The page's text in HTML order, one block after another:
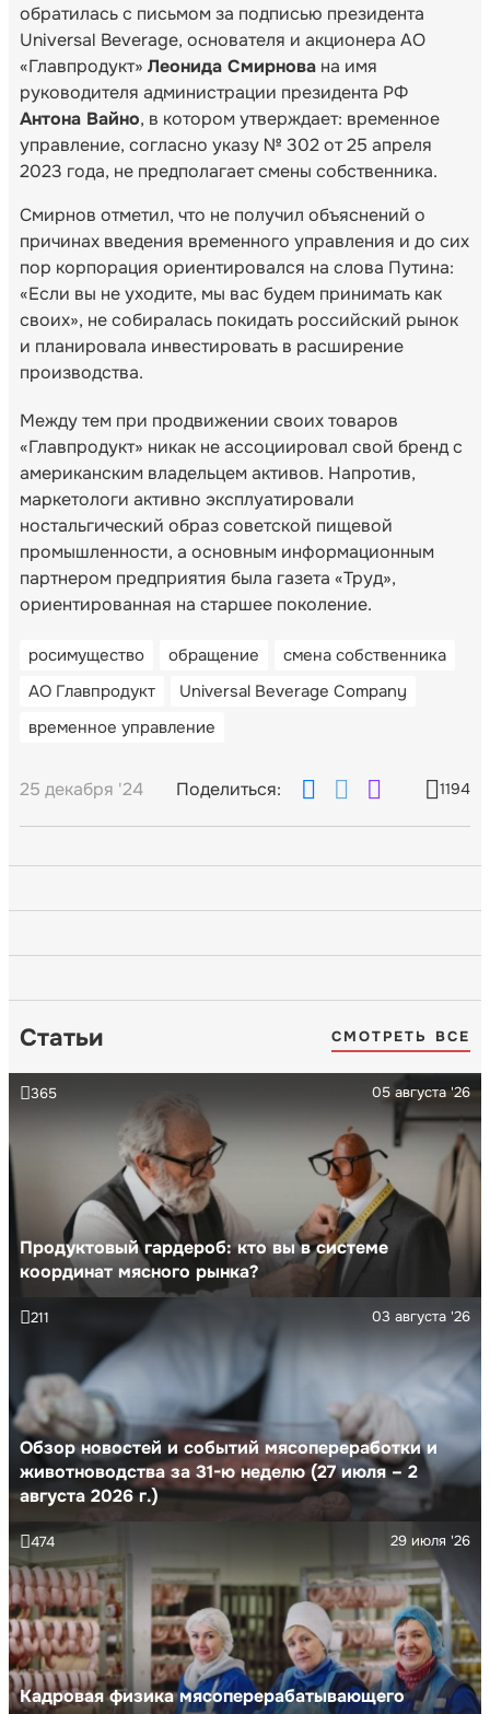
обратилась с письмом за подписью президента
Universal Beverage, основателя и акционера АО
«Главпродукт» Леонида Смирнова на имя
руководителя администрации президента РФ
Антона Вайно, в котором утверждает: временное
управление, согласно указу № 302 от 25 апреля
2023 года, не предполагает смены собственника.
Смирнов отметил, что не получил объяснений о
причинах введения временного управления и до сих
пор корпорация ориентировался на слова Путина:
«Если вы не уходите, мы вас будем принимать как
своих», не собиралась покидать российский рынок
и планировала инвестировать в расширение
производства.
Между тем при продвижении своих товаров
«Главпродукт» никак не ассоциировал свой бренд с
американским владельцем активов. Напротив,
маркетологи активно эксплуатировали
ностальгический образ советской пищевой
промышленности, а основным информационным
партнером предприятия была газета «Труд»,
ориентированная на старшее поколение.
росимущество обращение
смена собственника
АО Главпродукт
Universal Beverage Company
временное управление
25 декабря '24 Поделиться: 1194
Статьи СМОТРЕТЬ ВСЕ
Продуктовый гардероб: кто вы в системе
координат мясного рынка?
05 августа '26
365
Обзор новостей и событий мясопереработки и
животноводства за 31-ю неделю (27 июля – 2
августа 2026 г.)
03 августа '26
211
Кадровая физика мясоперерабатывающего
29 июля '26
474